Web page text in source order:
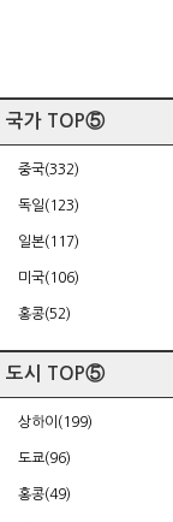
국가 TOP⑤
중국(332)
독일(123)
일본(117)
미국(106)
홍콩(52)
도시 TOP⑤
상하이(199)
도쿄(96)
홍콩(49)